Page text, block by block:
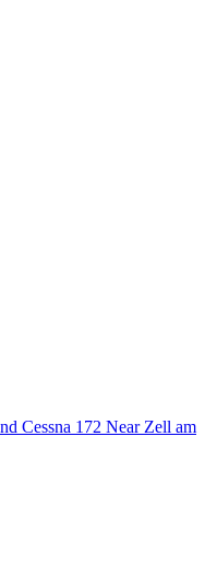
Cessna 172 Near Zell am